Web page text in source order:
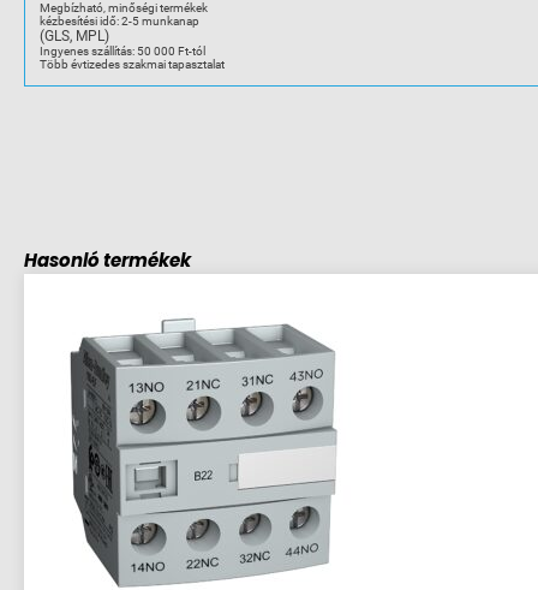
Megbízható, minőségi termékek
kézbesítési idő: 2-5 munkanap
(GLS, MPL)
Ingyenes szállítás: 50 000 Ft-tól
Több évtizedes szakmai tapasztalat
Hasonló termékek